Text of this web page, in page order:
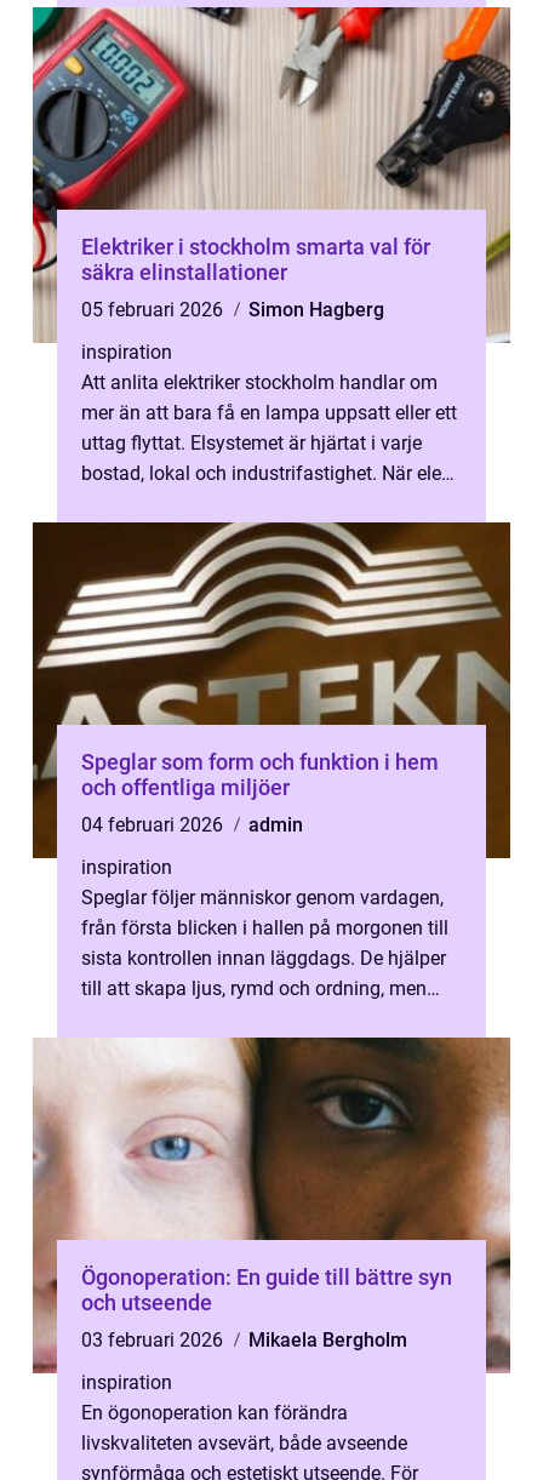
bi...
Elektriker i stockholm smarta val för
säkra elinstallationer
05 februari 2026
Simon Hagberg
inspiration
Att anlita elektriker stockholm handlar om
mer än att bara få en lampa uppsatt eller ett
uttag flyttat. Elsystemet är hjärtat i varje
bostad, lokal och industrifastighet. När elen
Speglar som form och funktion i hem
och offentliga miljöer
04 februari 2026
admin
inspiration
Speglar följer människor genom vardagen,
från första blicken i hallen på morgonen till
sista kontrollen innan läggdags. De hjälper
till att skapa ljus, rymd och ordning, men
Ögonoperation: En guide till bättre syn
och utseende
03 februari 2026
Mikaela Bergholm
inspiration
En ögonoperation kan förändra
livskvaliteten avsevärt, både avseende
synförmåga och estetiskt utseende. För